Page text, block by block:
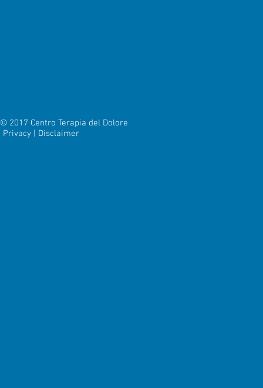
© 2017 Centro Terapia del Dolore
Privacy | Disclaimer